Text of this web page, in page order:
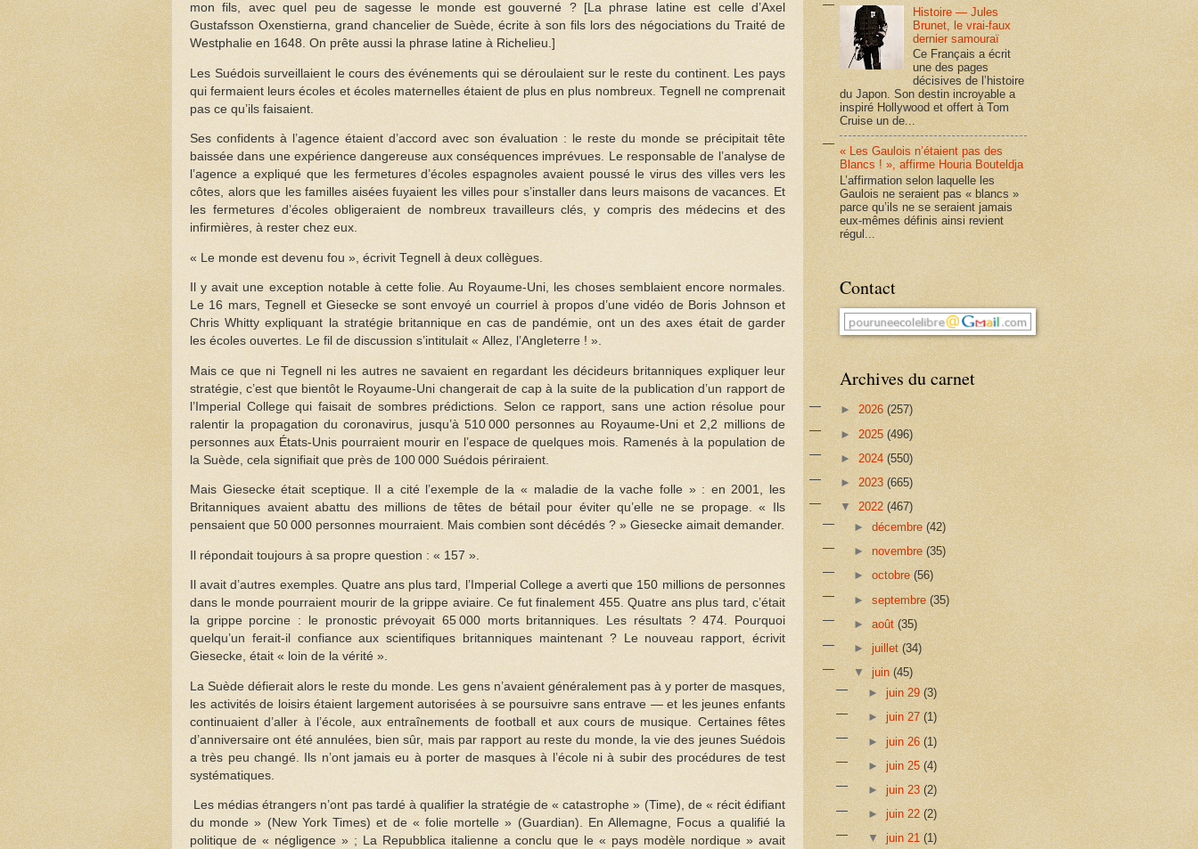
mon fils, avec quel peu de sagesse le monde est gouverné ? [La phrase latine est celle d’Axel
Gustafsson Oxenstierna, grand chancelier de Suède, écrite à son fils lors des négociations du Traité de
Westphalie en 1648. On prête aussi la phrase latine à Richelieu.]
Les Suédois surveillaient le cours des événements qui se déroulaient sur le reste du continent. Les pays
qui fermaient leurs écoles et écoles maternelles étaient de plus en plus nombreux. Tegnell ne comprenait
pas ce qu’ils faisaient.
Ses confidents à l’agence étaient d’accord avec son évaluation : le reste du monde se précipitait tête
baissée dans une expérience dangereuse aux conséquences imprévues. Le responsable de l’analyse de
l’agence a expliqué que les fermetures d’écoles espagnoles avaient poussé le virus des villes vers les
côtes, alors que les familles aisées fuyaient les villes pour s’installer dans leurs maisons de vacances. Et
les fermetures d’écoles obligeraient de nombreux travailleurs clés, y compris des médecins et des
infirmières, à rester chez eux.
« Le monde est devenu fou », écrivit Tegnell à deux collègues.
Il y avait une exception notable à cette folie. Au Royaume-Uni, les choses semblaient encore normales.
Le 16 mars, Tegnell et Giesecke se sont envoyé un courriel à propos d’une vidéo de Boris Johnson et
Chris Whitty expliquant la stratégie britannique en cas de pandémie, ont un des axes était de garder
les écoles ouvertes. Le fil de discussion s’intitulait « Allez, l’Angleterre ! ».
Mais ce que ni Tegnell ni les autres ne savaient en regardant les décideurs britanniques expliquer leur
stratégie, c’est que bientôt le Royaume-Uni changerait de cap à la suite de la publication d’un rapport de
l’Imperial College qui faisait de sombres prédictions. Selon ce rapport, sans une action résolue pour
ralentir la propagation du coronavirus, jusqu’à 510 000 personnes au Royaume-Uni et 2,2 millions de
personnes aux États-Unis pourraient mourir en l’espace de quelques mois. Ramenés à la population de
la Suède, cela signifiait que près de 100 000 Suédois périraient.
Mais Giesecke était sceptique. Il a cité l’exemple de la « maladie de la vache folle » : en 2001, les
Britanniques avaient abattu des millions de têtes de bétail pour éviter qu’elle ne se propage. « Ils
pensaient que 50 000 personnes mourraient. Mais combien sont décédés ? » Giesecke aimait demander.
Il répondait toujours à sa propre question : « 157 ».
Il avait d’autres exemples. Quatre ans plus tard, l’Imperial College a averti que 150 millions de personnes
dans le monde pourraient mourir de la grippe aviaire. Ce fut finalement 455. Quatre ans plus tard, c’était
la grippe porcine : le pronostic prévoyait 65 000 morts britanniques. Les résultats ? 474. Pourquoi
quelqu’un ferait-il confiance aux scientifiques britanniques maintenant ? Le nouveau rapport, écrivit
Giesecke, était « loin de la vérité ».
La Suède défierait alors le reste du monde. Les gens n’avaient généralement pas à y porter de masques,
les activités de loisirs étaient largement autorisées à se poursuivre sans entrave — et les jeunes enfants
continuaient d’aller à l’école, aux entraînements de football et aux cours de musique. Certaines fêtes
d’anniversaire ont été annulées, bien sûr, mais par rapport au reste du monde, la vie des jeunes Suédois
a très peu changé. Ils n’ont jamais eu à porter de masques à l’école ni à subir des procédures de test
systématiques.
Les médias étrangers n’ont pas tardé à qualifier la stratégie de « catastrophe » (Time), de « récit édifiant
du monde » (New York Times) et de « folie mortelle » (Guardian). En Allemagne, Focus a qualifié la
politique de « négligence » ; La Repubblica italienne a conclu que le « pays modèle nordique » avait
Histoire — Jules
Brunet, le vrai-faux
dernier samouraï
Ce Français a écrit
une des pages
décisives de l’histoire
du Japon. Son destin incroyable a
inspiré Hollywood et offert à Tom
Cruise un de...
« Les Gaulois n’étaient pas des
Blancs ! », affirme Houria Bouteldja
L’affirmation selon laquelle les
Gaulois ne seraient pas « blancs »
parce qu’ils ne se seraient jamais
eux-mêmes définis ainsi revient
régul...
Contact
Archives du carnet
► 2026 (257)
► 2025 (496)
► 2024 (550)
► 2023 (665)
▼ 2022 (467)
►décembre(42)
►novembre(35)
►octobre(56)
►septembre(35)
►août(35)
► juillet(34)
▼juin(45)
► juin 29 (3)
► juin 27 (1)
► juin 26 (1)
► juin 25 (4)
► juin 23 (2)
► juin 22 (2)
▼ juin 21 (1)